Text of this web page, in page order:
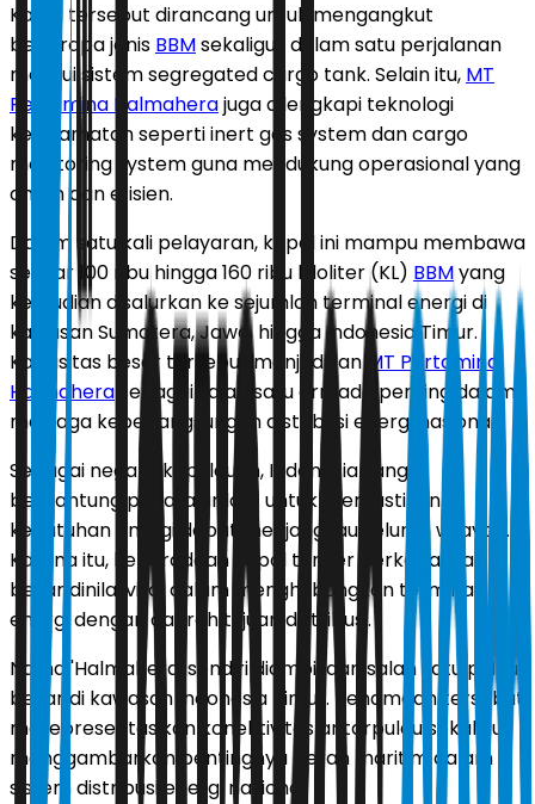
Kapal tersebut dirancang untuk mengangkut
beberapa jenis BBMsekaligus dalam satu perjalanan
melalui sistem segregated cargo tank. Selain itu, MT
Pertamina Halmaherajuga dilengkapi teknologi
keselamatan seperti inert gas system dan cargo
monitoring system guna mendukung operasional yang
aman dan efisien.
Dalam satu kali pelayaran, kapal ini mampu membawa
sekitar 100 ribu hingga 160 ribu kiloliter (KL) BBMyang
kemudian disalurkan ke sejumlah terminal energi di
kawasan Sumatera, Jawa, hingga Indonesia Timur.
Kapasitas besar tersebut menjadikan MT Pertamina
Halmahera sebagai salah satu armada penting dalam
menjaga keberlangsungan distribusi energi nasional.
Sebagai negara kepulauan, Indonesia sangat
bergantung pada jalur laut untuk memastikan
kebutuhan energi dapat menjangkau seluruh wilayah.
Karena itu, keberadaan kapal tanker berkapasitas
besar dinilai vital dalam menghubungkan terminal
energi dengan daerah tujuan distribusi.
Nama 'Halmahera' sendiri diambil dari salah satu pulau
besar di kawasan Indonesia Timur. Penamaan tersebut
merepresentasikan konektivitas antarpulau sekaligus
menggambarkan pentingnya peran maritim dalam
sistem distribusi energi nasional.